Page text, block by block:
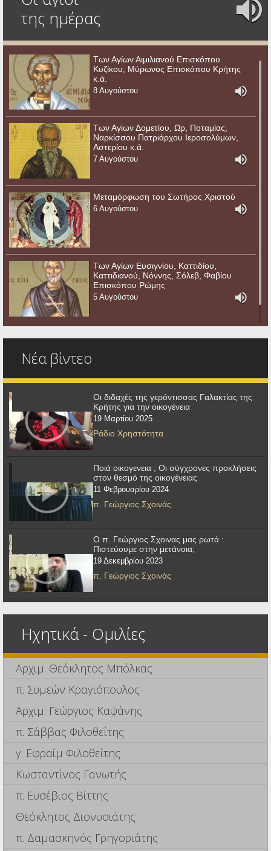
της ημέρας
Των Αγίων Αιμιλιανού Επισκόπου
Κυζίκου, Μύρωνος Επισκόπου Κρήτης
κ.ά.
8 Αυγούστου
Των Αγίων Δομετίου, Ωρ, Ποταμίας,
Ναρκίσσου Πατριάρχου Ιεροσολύμων,
Αστερίου κ.ά.
7 Αυγούστου
Μεταμόρφωση του Σωτήρος Χριστού
6 Αυγούστου
Των Αγίων Ευσιγνίου, Καττιδίου,
Καττιδιανού, Νόννης, Σόλεβ, Φαβίου
Επισκόπου Ρώμης
5 Αυγούστου
Νέα βίντεο
Οι διδαχές της γερόντισσας Γαλακτίας της
Κρήτης για την οικογένεια
19 Μαρτίου 2025
Ράδιο Χρηστότητα
Ποιά οικογενεια ; Οι σύγχρονες προκλήσεις
στον θεσμό της οικογένειας
11 Φεβρουαρίου 2024
π. Γεώργιος Σχοινάς
Ο π. Γεώργιος Σχοινας μας ρωτά :
Πιστεύουμε στην μετάνοια;
19 Δεκεμβρίου 2023
π. Γεώργιος Σχοινάς
Ηχητικά - Ομιλίες
Αρχιμ. Θεόκλητος Μπόλκας
π. Συμεών Κραγιόπουλος
Αρχιμ. Γεώργιος Καψάνης
π. Σάββας Φιλοθεΐτης
γ. Εφραίμ Φιλοθεΐτης
Κωσταντίνος Γανωτής
π. Ευσέβιος Βίττης
Θεόκλητος Διονυσιάτης
π. Δαμασκηνός Γρηγοριάτης